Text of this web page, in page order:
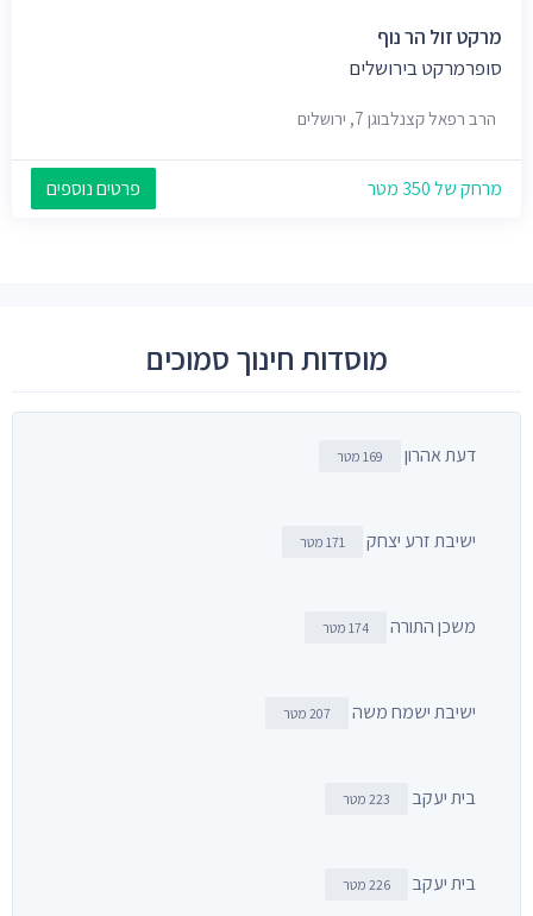
מרקט זול הר נוף
סופרמרקט בירושלים
הרב רפאל קצנלבוגן 7, ירושלים
מרחק של 350 מטר פרטים נוספים
מוסדות חינוך סמוכים
דעת אהרון 169 מטר
ישיבת זרע יצחק 171 מטר
משכן התורה 174 מטר
ישיבת ישמח משה 207 מטר
בית יעקב 223 מטר
בית יעקב 226 מטר